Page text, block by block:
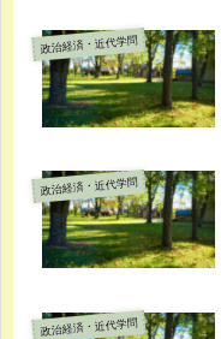
政治経済・近代学問
政治経済・近代学問
政治経済・近代学問